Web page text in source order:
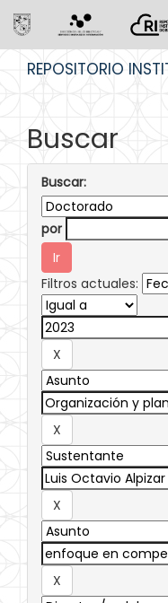
REPOSITORIO
Buscar
Buscar:
por
Filtros actuales: